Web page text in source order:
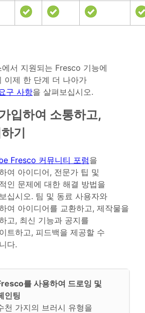
서 지원되는 Fresco 기능에
이제 한 단계 더 나아가
구 사항을 살펴보십시오.
입하여 소통하고,
기
Fresco 커뮤니티 포럼을
여 아이디어, 전문가 팁 및
인 문제에 대한 해결 방법을
십시오. 팀 및 동료 사용자와
여 아이디어를 교환하고, 제작물을
고, 최신 기능과 공지를
트하고, 피드백을 제공할 수
다.
를 사용하여 드로잉 및
인팅
천 가지의 브러시 유형을